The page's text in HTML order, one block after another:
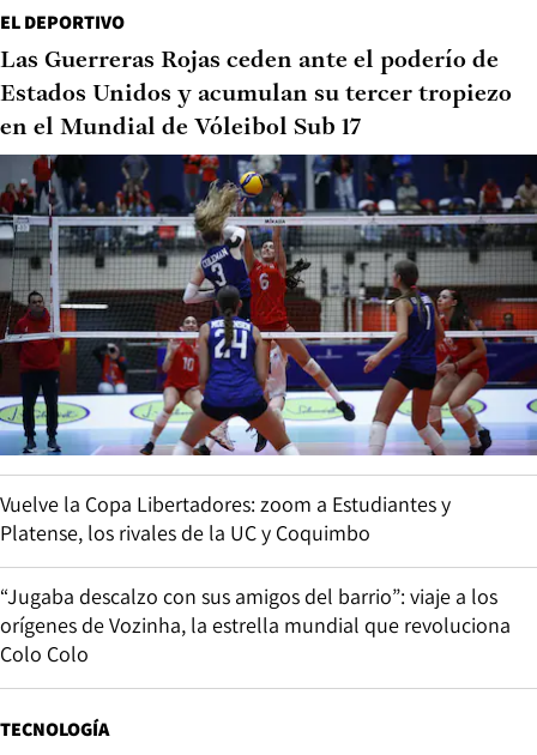
EL DEPORTIVO
Las Guerreras Rojas ceden ante el poderío de
Estados Unidos y acumulan su tercer tropiezo
en el Mundial de Vóleibol Sub 17
Vuelve la Copa Libertadores: zoom a Estudiantes y
Platense, los rivales de la UC y Coquimbo
“Jugaba descalzo con sus amigos del barrio”: viaje a los
orígenes de Vozinha, la estrella mundial que revoluciona
Colo Colo
TECNOLOGÍA